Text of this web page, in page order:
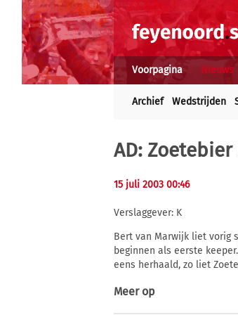
Voorpagina Nieuws
Archief Wedstrijden
AD:
15 juli 2003 00:46
Verslaggever: K
Bert van Marwijk liet vorig
beginnen als eerste
eens herhaald, zo liet
Meer op